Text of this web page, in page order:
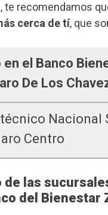
te recomendamos
cerca de tí, que
en el Banco
De Los
Nacional
Centro
de las
del Bienestar